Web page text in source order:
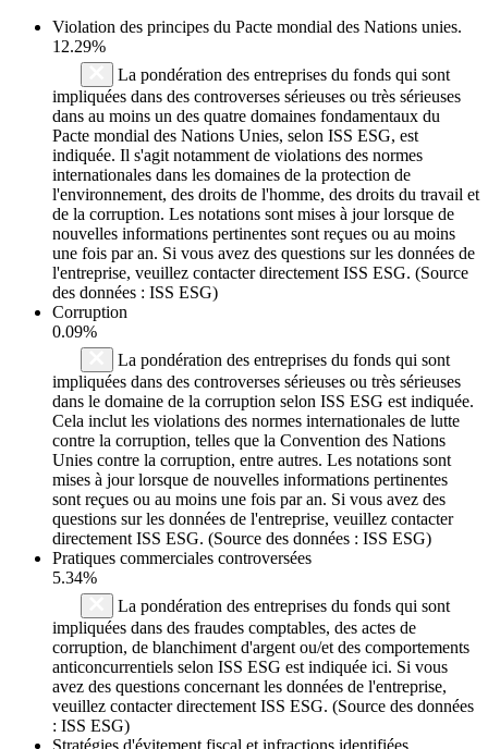
Violation des principes du Pacte mondial des Nations unies.
12.29%
La pondération des entreprises du fonds qui sont
impliquées dans des controverses sérieuses ou très sérieuses
dans au moins un des quatre domaines fondamentaux du
Pacte mondial des Nations Unies, selon ISS ESG, est
indiquée. Il s'agit notamment de violations des normes
internationales dans les domaines de la protection de
l'environnement, des droits de l'homme, des droits du travail et
de la corruption. Les notations sont mises à jour lorsque de
nouvelles informations pertinentes sont reçues ou au moins
une fois par an. Si vous avez des questions sur les données de
l'entreprise, veuillez contacter directement ISS ESG. (Source
des données : ISS ESG)
Corruption
0.09%
La pondération des entreprises du fonds qui sont
impliquées dans des controverses sérieuses ou très sérieuses
dans le domaine de la corruption selon ISS ESG est indiquée.
Cela inclut les violations des normes internationales de lutte
contre la corruption, telles que la Convention des Nations
Unies contre la corruption, entre autres. Les notations sont
mises à jour lorsque de nouvelles informations pertinentes
sont reçues ou au moins une fois par an. Si vous avez des
questions sur les données de l'entreprise, veuillez contacter
directement ISS ESG. (Source des données : ISS ESG)
Pratiques commerciales controversées
5.34%
La pondération des entreprises du fonds qui sont
impliquées dans des fraudes comptables, des actes de
corruption, de blanchiment d'argent ou/et des comportements
anticoncurrentiels selon ISS ESG est indiquée ici. Si vous
avez des questions concernant les données de l'entreprise,
veuillez contacter directement ISS ESG. (Source des données
: ISS ESG)
Stratégies d'évitement fiscal et infractions identifiées